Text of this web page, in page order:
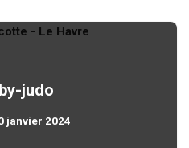
judo
janvier 2024